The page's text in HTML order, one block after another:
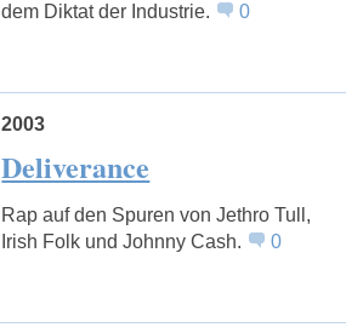
dem Diktat der Industrie.
0
2003
Deliverance
Rap auf den Spuren von Jethro Tull,
Irish Folk und Johnny Cash.
0